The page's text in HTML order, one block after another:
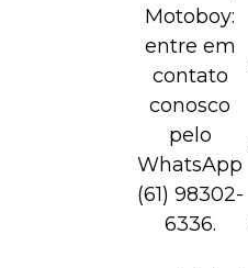
Motoboy:
entre em
contato
conosco
pelo
WhatsApp
(61) 98302-
6336.